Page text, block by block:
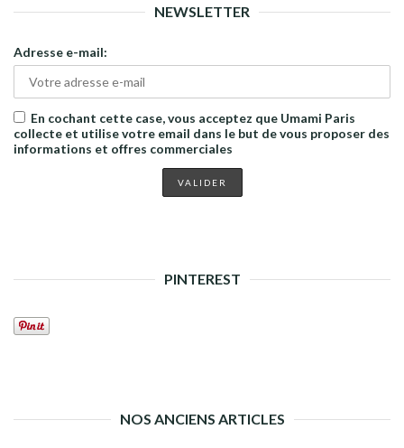
NEWSLETTER
Adresse e-mail:
En cochant cette case, vous acceptez que Umami Paris
collecte et utilise votre email dans le but de vous proposer des
informations et offres commerciales
PINTEREST
NOS ANCIENS ARTICLES